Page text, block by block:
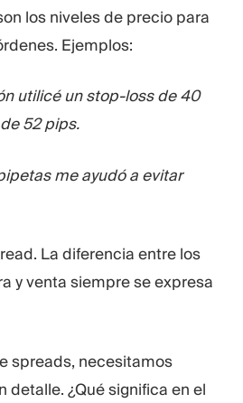
los niveles de precio para
Ejemplos:
utilicé un stop-loss de 40
52 pips.
me ayudó a evitar
La diferencia entre los
y venta siempre se expresa
spreads, necesitamos
detalle. ¿Qué significa en el